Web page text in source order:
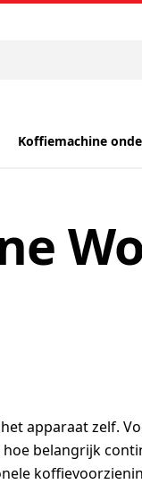
Koffiemachine
apparaat zelf.
belangrijk